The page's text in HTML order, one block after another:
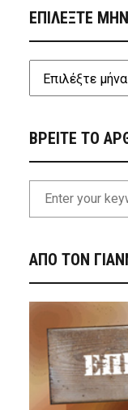
ΕΠΙΛΕΞΤΕ
ΒΡΕΙΤΕ ΤΟ
ΑΠΟ ΤΟΝ